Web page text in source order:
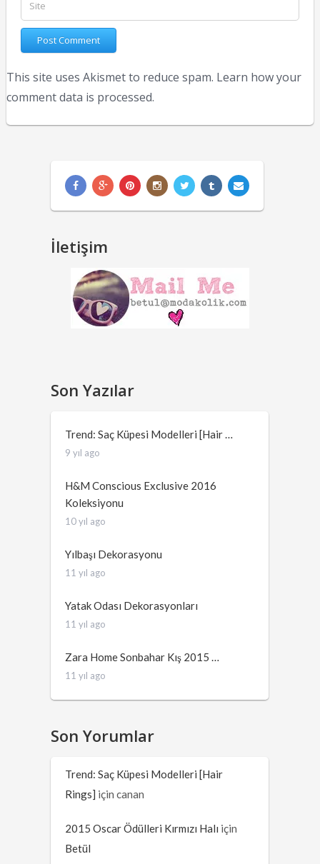
This site uses Akismet to reduce spam. Learn how your
comment data is processed.
İletişim
Son Yazılar
Trend: Saç Küpesi Modelleri [Hair …
9 yıl ago
H&M Conscious Exclusive 2016
Koleksiyonu
10 yıl ago
Yılbaşı Dekorasyonu
11 yıl ago
Yatak Odası Dekorasyonları
11 yıl ago
Zara Home Sonbahar Kış 2015 …
11 yıl ago
Son Yorumlar
Trend: Saç Küpesi Modelleri [Hair
Rings] içincanan
2015 Oscar Ödülleri Kırmızı Halı için
Betül